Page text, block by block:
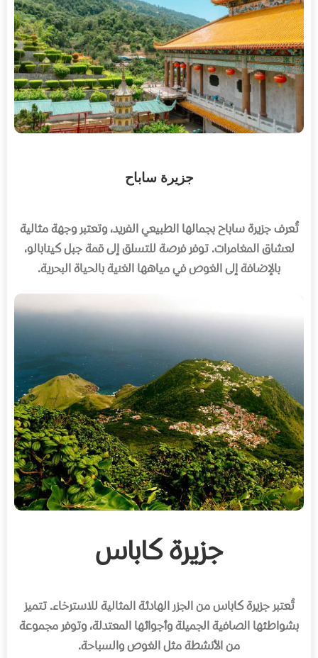
جزيرة ساباح
تُعرف جزيرة ساباح بجمالها الطبيعي الفريد، وتعتبر وجهة مثالية
لعشاق المغامرات. توفر فرصة للتسلق إلى قمة جبل كينابالو،
بالإضافة إلى الغوص في مياهها الغنية بالحياة البحرية.
جزيرة كاباس
تُعتبر جزيرة كاباس من الجزر الهادئة المثالية للاسترخاء. تتميز
بشواطئها الصافية الجميلة وأجوائها المعتدلة، وتوفر مجموعة
من الأنشطة مثل الغوص والسباحة.